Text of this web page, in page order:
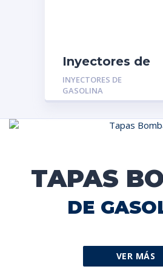
Inyectores de
Gasolina MGR-
01322045:
VOLKSWAGEN
INYECTORES DE
GASOLINA
TAPAS
DE
VER MÁS